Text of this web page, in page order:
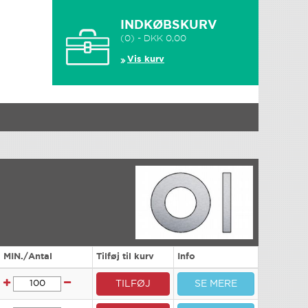
INDKØBSKURV
(0) - DKK 0,00
Vis kurv
MIN./Antal Tilføj til kurv Info
TILFØJ SE MERE